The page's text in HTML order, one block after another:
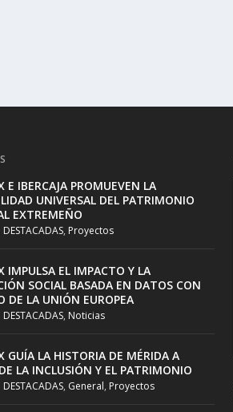
E IBERCAJA PROMUEVEN LA
UNIVERSAL DEL PATRIMONIO
EXTREMEÑO
DESTACADAS, Proyectos
IMPULSA EL IMPACTO Y LA
SOCIAL BASADA EN DATOS CON
DE LA UNIÓN EUROPEA
DESTACADAS, Noticias
GUÍA LA HISTORIA DE MÉRIDA A
LA INCLUSIÓN Y EL PATRIMONIO
DESTACADAS, General, Proyectos